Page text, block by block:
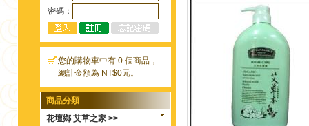
密碼：
您的購物車中有 0 個商品，
總計金額為 NT$0元。
商品分類
花壇鄉 艾草之家 >>